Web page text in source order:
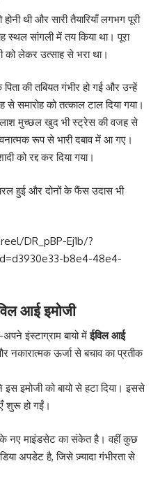
थी और सारी तैयारियाँ लगभग पूरी
स्थल सांगली में तय किया था। पूरा
लेकर उत्साह से भरा था।
की तबियत गंभीर हो गई और उन्हें
से समारोह को तत्काल टाल दिया गया।
मुच्छल खुद भी स्ट्रेस की वजह से
रूप से भारी दबाव में आ गए।
को रद्द कर दिया गया।
हुई और दोनों के फैंस उदास भी
DR_pBP-Ej1b/?
b8e4-48e4-
आई इमोजी
इंस्टाग्राम बायो मेंईविल आई
ऊर्जा से बचाव का प्रतीक
इमोजी को बायो से हटा दिया। इससे
शुरू हो गईं।
नए माइंडसेट का संकेत है। वहीं कुछ
अपडेट है, जिसे ज़्यादा गंभीरता से